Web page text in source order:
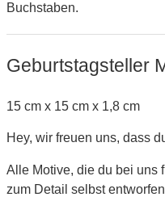
Buchstaben.
Geburtstagsteller
15 cm x 15 cm x 1,8 cm
Hey, wir freuen uns, dass
Alle Motive, die du bei uns
zum Detail selbst